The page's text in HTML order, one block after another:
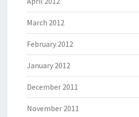
March 2012
February 2012
January 2012
December 2011
November 2011